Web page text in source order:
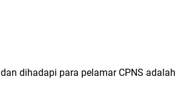
dihadapi para pelamar CPNS adalah